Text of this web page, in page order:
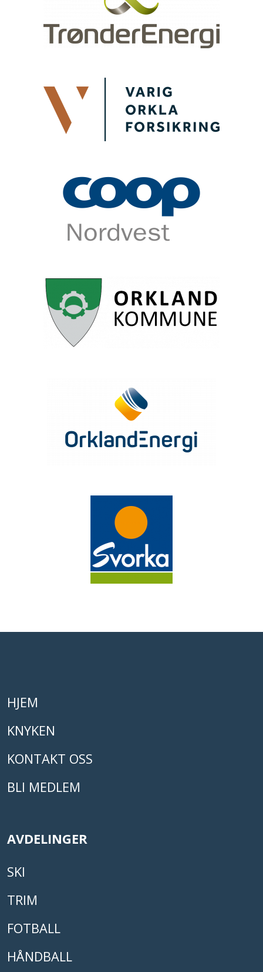
HJEM
KNYKEN
KONTAKT OSS
BLI MEDLEM
AVDELINGER
SKI
TRIM
FOTBALL
HÅNDBALL